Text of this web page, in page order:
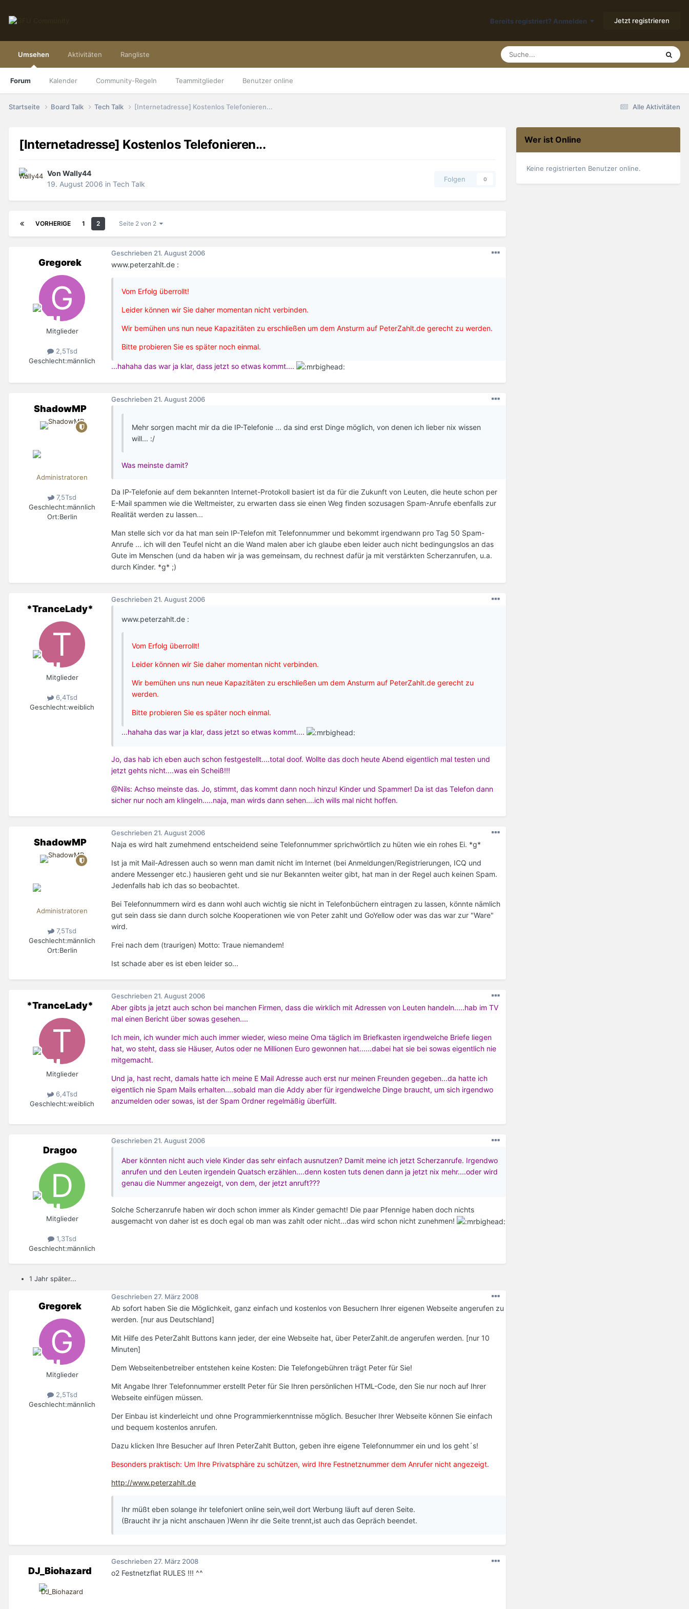
Bereits registriert? Anmelden Jetzt registrieren
Umsehen
Forum Kalender Community-Regeln Teammitglieder Benutzer online
Aktivitäten Rangliste
Alle Aktivitäten
Startseite Board Talk Tech Talk [Internetadresse] Kostenlos Telefonieren...
[Internetadresse] Kostenlos Telefonieren...
Von Wally44
19. August 2006 in Tech Talk
Folgen 0
VORHERIGE 1 2 Seite 2 von 2
Gregorek
Mitglieder
2,5Tsd
Geschlecht:männlich
Geschrieben 21. August 2006
www.peterzahlt.de :
Vom Erfolg überrollt!
Leider können wir Sie daher momentan nicht verbinden.
Wir bemühen uns nun neue Kapazitäten zu erschließen um dem Ansturm auf PeterZahlt.de gerecht zu werden.
Bitte probieren Sie es später noch einmal.
...hahaha das war ja klar, dass jetzt so etwas kommt....
ShadowMP
Administratoren
7,5Tsd
Geschlecht:männlich
Ort:Berlin
Geschrieben 21. August 2006
Mehr sorgen macht mir da die IP-Telefonie ... da sind erst Dinge möglich, von denen ich lieber nix wissen
will... :/
Was meinste damit?
Da IP-Telefonie auf dem bekannten Internet-Protokoll basiert ist da für die Zukunft von Leuten, die heute schon per
E-Mail spammen wie die Weltmeister, zu erwarten dass sie einen Weg finden sozusagen Spam-Anrufe ebenfalls zur
Realität werden zu lassen...
Man stelle sich vor da hat man sein IP-Telefon mit Telefonnummer und bekommt irgendwann pro Tag 50 Spam-
Anrufe ... ich will den Teufel nicht an die Wand malen aber ich glaube eben leider auch nicht bedingungslos an das
Gute im Menschen (und da haben wir ja was gemeinsam, du rechnest dafür ja mit verstärkten Scherzanrufen, u.a.
durch Kinder. *g* ;)
*TranceLady*
Mitglieder
6,4Tsd
Geschlecht:weiblich
Geschrieben 21. August 2006
www.peterzahlt.de :
Vom Erfolg überrollt!
Leider können wir Sie daher momentan nicht verbinden.
Wir bemühen uns nun neue Kapazitäten zu erschließen um dem Ansturm auf PeterZahlt.de gerecht zu
werden.
Bitte probieren Sie es später noch einmal.
...hahaha das war ja klar, dass jetzt so etwas kommt....
Jo, das hab ich eben auch schon festgestellt....total doof. Wollte das doch heute Abend eigentlich mal testen und
jetzt gehts nicht....was ein Scheiß!!!
@Nils: Achso meinste das. Jo, stimmt, das kommt dann noch hinzu! Kinder und Spammer! Da ist das Telefon dann
sicher nur noch am klingeln.....naja, man wirds dann sehen....ich wills mal nicht hoffen.
ShadowMP
Administratoren
7,5Tsd
Geschlecht:männlich
Ort:Berlin
Geschrieben 21. August 2006
Naja es wird halt zumehmend entscheidend seine Telefonnummer sprichwörtlich zu hüten wie ein rohes Ei. *g*
Ist ja mit Mail-Adressen auch so wenn man damit nicht im Internet (bei Anmeldungen/Registrierungen, ICQ und
andere Messenger etc.) hausieren geht und sie nur Bekannten weiter gibt, hat man in der Regel auch keinen Spam.
Jedenfalls hab ich das so beobachtet.
Bei Telefonnummern wird es dann wohl auch wichtig sie nicht in Telefonbüchern eintragen zu lassen, könnte nämlich
gut sein dass sie dann durch solche Kooperationen wie von Peter zahlt und GoYellow oder was das war zur "Ware"
wird.
Frei nach dem (traurigen) Motto: Traue niemandem!
Ist schade aber es ist eben leider so...
*TranceLady*
Mitglieder
6,4Tsd
Geschlecht:weiblich
Geschrieben 21. August 2006
Aber gibts ja jetzt auch schon bei manchen Firmen, dass die wirklich mit Adressen von Leuten handeln.....hab im TV
mal einen Bericht über sowas gesehen....
Ich mein, ich wunder mich auch immer wieder, wieso meine Oma täglich im Briefkasten irgendwelche Briefe liegen
hat, wo steht, dass sie Häuser, Autos oder ne Millionen Euro gewonnen hat......dabei hat sie bei sowas eigentlich nie
mitgemacht.
Und ja, hast recht, damals hatte ich meine E Mail Adresse auch erst nur meinen Freunden gegeben...da hatte ich
eigentlich nie Spam Mails erhalten....sobald man die Addy aber für irgendwelche Dinge braucht, um sich irgendwo
anzumelden oder sowas, ist der Spam Ordner regelmäßig überfüllt.
Dragoo
Mitglieder
1,3Tsd
Geschlecht:männlich
Geschrieben 21. August 2006
Aber könnten nicht auch viele Kinder das sehr einfach ausnutzen? Damit meine ich jetzt Scherzanrufe. Irgendwo
anrufen und den Leuten irgendein Quatsch erzählen....denn kosten tuts denen dann ja jetzt nix mehr....oder wird
genau die Nummer angezeigt, von dem, der jetzt anruft???
Solche Scherzanrufe haben wir doch schon immer als Kinder gemacht! Die paar Pfennige haben doch nichts
ausgemacht von daher ist es doch egal ob man was zahlt oder nicht...das wird schon nicht zunehmen!
1 Jahr später...
Gregorek
Mitglieder
2,5Tsd
Geschlecht:männlich
Geschrieben 27. März 2008
Ab sofort haben Sie die Möglichkeit, ganz einfach und kostenlos von Besuchern Ihrer eigenen Webseite angerufen zu
werden. [nur aus Deutschland]
Mit Hilfe des PeterZahlt Buttons kann jeder, der eine Webseite hat, über PeterZahlt.de angerufen werden. [nur 10
Minuten]
Dem Webseitenbetreiber entstehen keine Kosten: Die Telefongebühren trägt Peter für Sie!
Mit Angabe Ihrer Telefonnummer erstellt Peter für Sie Ihren persönlichen HTML-Code, den Sie nur noch auf Ihrer
Webseite einfügen müssen.
Der Einbau ist kinderleicht und ohne Programmierkenntnisse möglich. Besucher Ihrer Webseite können Sie einfach
und bequem kostenlos anrufen.
Dazu klicken Ihre Besucher auf Ihren PeterZahlt Button, geben ihre eigene Telefonnummer ein und los geht´s!
Besonders praktisch: Um Ihre Privatsphäre zu schützen, wird Ihre Festnetznummer dem Anrufer nicht angezeigt.
http://www.peterzahlt.de
Ihr müßt eben solange ihr telefoniert online sein,weil dort Werbung läuft auf deren Seite.
(Braucht ihr ja nicht anschauen )Wenn ihr die Seite trennt,ist auch das Gepräch beendet.
DJ_Biohazard
Geschrieben 27. März 2008
o2 Festnetzflat RULES !!! ^^
Wer ist Online
Keine registrierten Benutzer online.